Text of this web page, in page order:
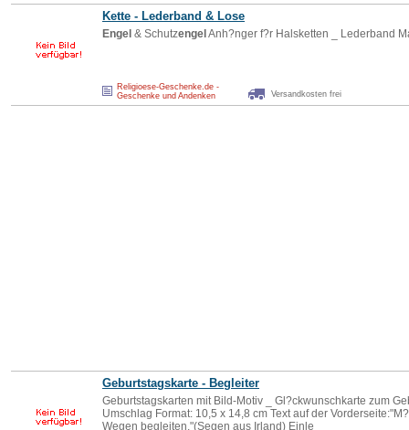
Kette - Lederband & Lose
Engel & Schutzengel Anh?nger f?r Halsketten _ Lederband
Religioese-Geschenke.de -
Geschenke und Andenken
Versandkosten frei
Geburtstagskarte - Begleiter
Geburtstagskarten mit Bild-Motiv _ Gl?ckwunschkarte zum
Umschlag Format: 10,5 x 14,8 cm Text auf der
Wegen begleiten."(Segen aus Irland) Einle